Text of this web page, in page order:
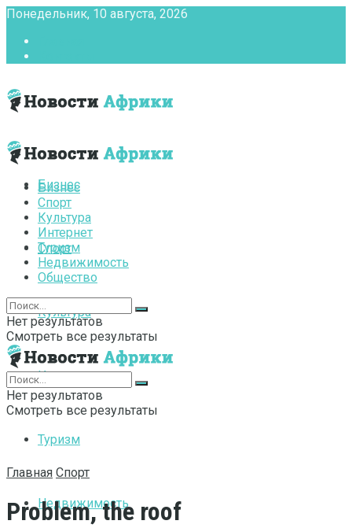
Понедельник, 10 августа, 2026
Бизнес
Спорт
Культура
Интернет
Туризм
Недвижимость
Бизнес
Спорт
Культура
Интернет
Туризм
Недвижимость
Общество
Нет результатов
Смотреть все результаты
Нет результатов
Смотреть все результаты
Главная Спорт
Problem, the roof